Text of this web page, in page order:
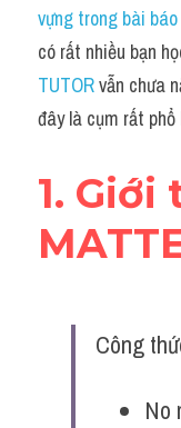
vựng trong bài
có rất nhiều bạn
TUTOR vẫn chưa
đây là cụm rất
1. Giới
Công
No